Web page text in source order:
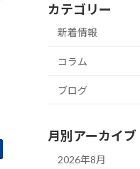
カテゴリー
新着情報
コラム
ブログ
月別アーカイブ
2026年8月